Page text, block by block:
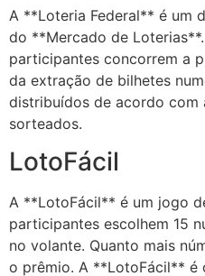
A **Loteria Federal** é um
do **Mercado de
participantes concorrem a
da extração de bilhetes
distribuídos de acordo com
sorteados.
LotoFácil
A **LotoFácil** é um jogo
participantes escolhem 15
no volante. Quanto mais
o prêmio. A **LotoFácil** é